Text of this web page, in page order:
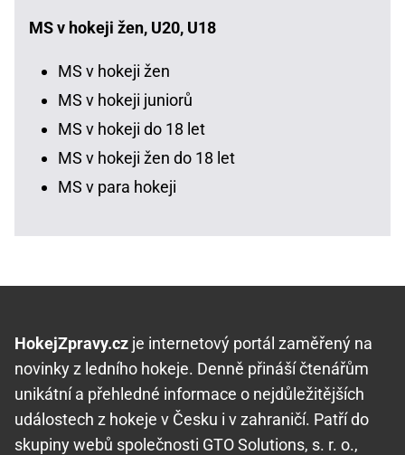
MS v hokeji žen, U20, U18
MS v hokeji žen
MS v hokeji juniorů
MS v hokeji do 18 let
MS v hokeji žen do 18 let
MS v para hokeji
HokejZpravy.cz je internetový portál zaměřený na
novinky z ledního hokeje. Denně přináší čtenářům
unikátní a přehledné informace o nejdůležitějších
událostech z hokeje v Česku i v zahraničí. Patří do
skupiny webů společnosti GTO Solutions, s. r. o.,